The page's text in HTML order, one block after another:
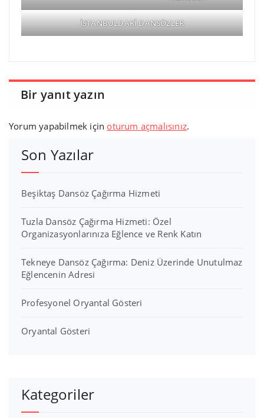
İSTANBULDAKİ DANSÖZLER
Bir yanıt yazın
Yorum yapabilmek için oturum açmalısınız.
Son Yazılar
Beşiktaş Dansöz Çağırma Hizmeti
Tuzla Dansöz Çağırma Hizmeti: Özel
Organizasyonlarınıza Eğlence ve Renk Katın
Tekneye Dansöz Çağırma: Deniz Üzerinde Unutulmaz
Eğlencenin Adresi
Profesyonel Oryantal Gösteri
Oryantal Gösteri
Kategoriler